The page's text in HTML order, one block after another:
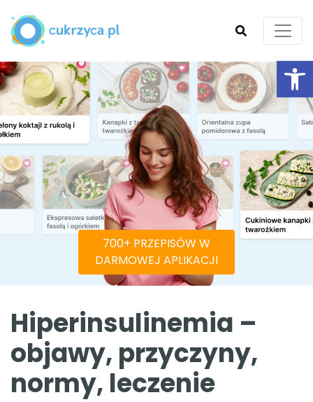
SZUKAJ
700+ PRZEPISÓW W
DARMOWEJ APLIKACJI
Hiperinsulinemia –
objawy, przyczyny,
normy, leczenie